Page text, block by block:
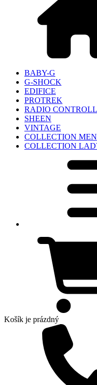
BABY-G
G-SHOCK
EDIFICE
PROTREK
RADIO
SHEEN
VINTAGE
COLLECTION MEN
COLLECTION
Košík je prázdný